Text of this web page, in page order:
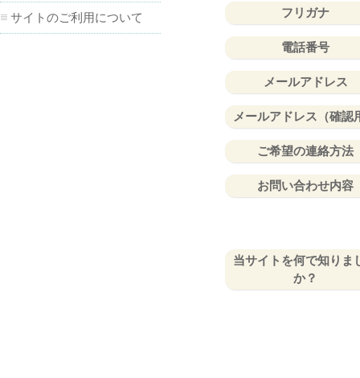
サイトのご利用について フリガナ
電話番号
メールアドレス
メールアドレス（確認
ご希望の連絡方法
お問い合わせ内容
当サイトを何で知りま
か？